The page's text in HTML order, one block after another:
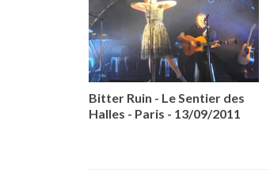
Bitter Ruin - Le Sentier des
Halles - Paris - 13/09/2011